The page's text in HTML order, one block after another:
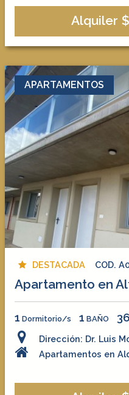
Alquiler
APARTAMENTOS
DESTACADA COD.
Apartamento en
1 Dormitorio/s 1 BAÑO 36
Dirección: Dr. Luis
Apartamentos en